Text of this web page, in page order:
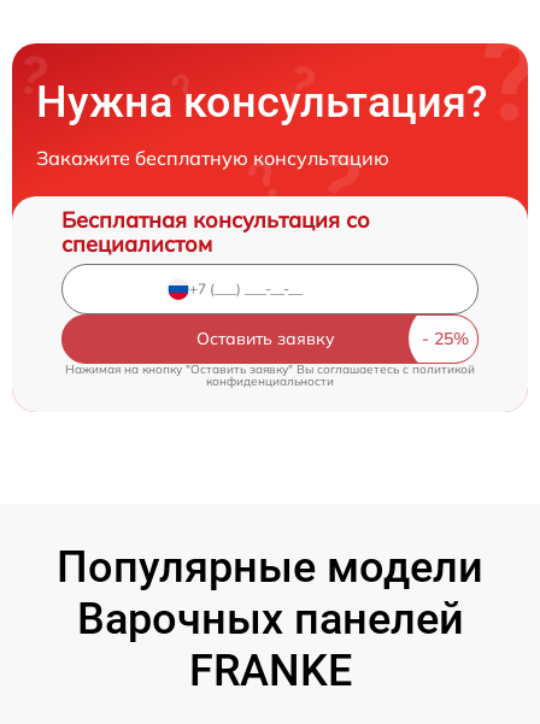
Нужна консультация?
Закажите бесплатную консультацию
Бесплатная консультация со
специалистом
Оставить заявку
Нажимая на кнопку "Оставить заявку" Вы соглашаетесь cполитикой
конфиденциальности
Популярные модели
Варочных панелей
FRANKE